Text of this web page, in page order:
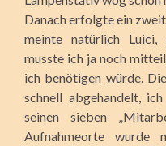
Danach erfolgte ein
meinte natürlich Luici,
musste ich ja noch
ich benötigen würde.
schnell abgehandelt,
seinen sieben
Aufnahmeorte